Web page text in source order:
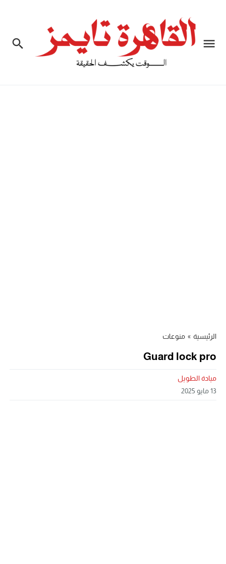
الرئيسية » منوعات
Guard lock pro
ميادة الطويل
13 مايو 2025